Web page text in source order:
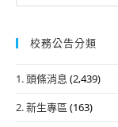
校務公告分類
1. 頭條消息 (2,439)
2. 新生專區 (163)